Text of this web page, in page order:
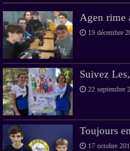
Agen rime
19 décembre
Suivez
22 septembre
Toujours
17 octobre